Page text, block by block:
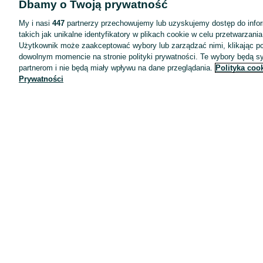
Wyróżnione ogłoszenia
Oferta dla firm
Blog
Regulamin
Polityka prywatności
Dbamy o Twoją prywatność
My i nasi 447 partnerzy przechowujemy lub uzyskujemy dostęp do
takich jak unikalne identyfikatory w plikach cookie w celu
Użytkownik może zaakceptować wybory lub zarządzać nimi, klikając
dowolnym momencie na stronie polityki prywatności. Te wybory będą
partnerom i nie będą miały wpływu na dane przeglądania. Polityka
Prywatności